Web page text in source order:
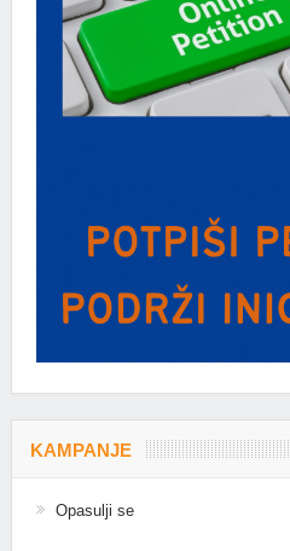
KAMPANJE
Opasulji se